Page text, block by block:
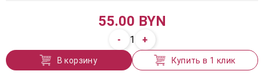
55.00 BYN
- 1 +
В корзину Купить в 1 клик